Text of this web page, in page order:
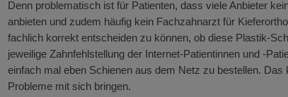
Denn problematisch ist für Patienten, dass viele Anbieter
anbieten und zudem häufig kein Fachzahnarzt für
fachlich korrekt entscheiden zu können, ob diese Plastik-
jeweilige Zahnfehlstellung der Internet-Patientinnen und -
einfach mal eben Schienen aus dem Netz zu bestellen.
Probleme mit sich bringen.